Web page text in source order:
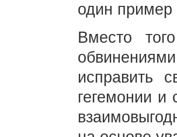
один
Вместо
исправить
гегемонии и